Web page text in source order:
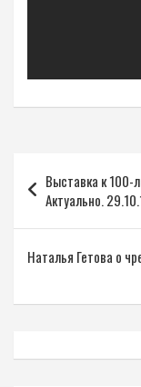
по
записям
Выставка к 100-
Актуально.
Наталья Гетова о